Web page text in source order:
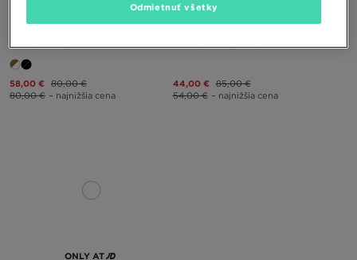
FILA VALADO
58,00 € 80,00 €
80,00 € – najnižšia cena
FILA VALADO ADV 2
44,00 € 85,00 €
54,00 € – najnižšia cena
ONLY AT
Odmietnuť všetky